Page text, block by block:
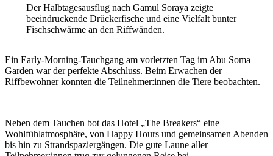
Der Halbtagesausflug nach Gamul Soraya zeigte
beeindruckende Drückerfische und eine Vielfalt bunter
Fischschwärme an den Riffwänden.
Ein Early-Morning-Tauchgang am vorletzten Tag im Abu Soma
Garden war der perfekte Abschluss. Beim Erwachen der
Riffbewohner konnten die Teilnehmer:innen die Tiere beobachten.
Neben dem Tauchen bot das Hotel „The Breakers“ eine
Wohlfühlatmosphäre, von Happy Hours und gemeinsamen Abenden
bis hin zu Strandspaziergängen. Die gute Laune aller